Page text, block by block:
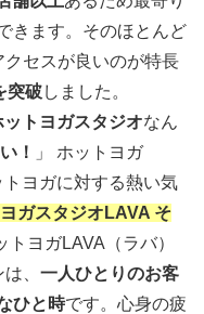
きます。そのほとんど
セスが良いのが特長
突破しました。
トヨガスタジオなん
！
」 ホットヨガ
ヨガに対する熱い気
ヨガスタジオLAVA そ
トヨガLAVA（ラバ）
、 一人ひとりのお客
ひと時です。心身の疲